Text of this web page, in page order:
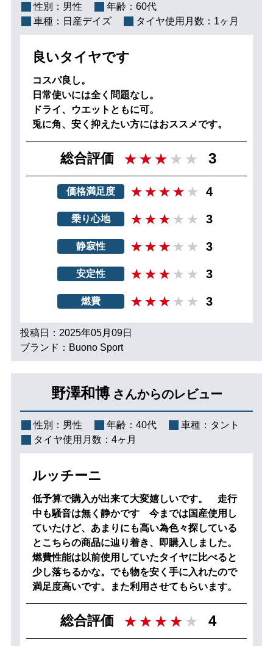
性別： 男性 年齢： 60代
車種： 日産デイズ タイヤ使用月数： 1ヶ月
良いタイヤです
コスパ良し。
日常使いには全く問題なし。
ドライ、ウエットともに可。
兎に角、安く抑えたい方にはおススメです。
総合評価 3
価格満足度 4
乗り心地 3
静寂性 3
安定性 3
燃費 3
投稿日：2025年05月09日
ブランド：Buono Sport
野澤和博 さんからのレビュー
性別： 男性 年齢： 40代 車種： タント
タイヤ使用月数： 4ヶ月
ルッチーニ
低予算で購入が出来て大変嬉しいです。 走行
中も騒音は無く静かです 今までは国産使用し
ていたけど、あまりにも高い為色々探している
とこちらの商品に辿り着き、即購入しました。
燃費性能は以前使用していたタイヤに比べると
少し落ちるかな。でも物を安く手に入れたので
満足度高いです。また利用させてもらいます。
総合評価 4